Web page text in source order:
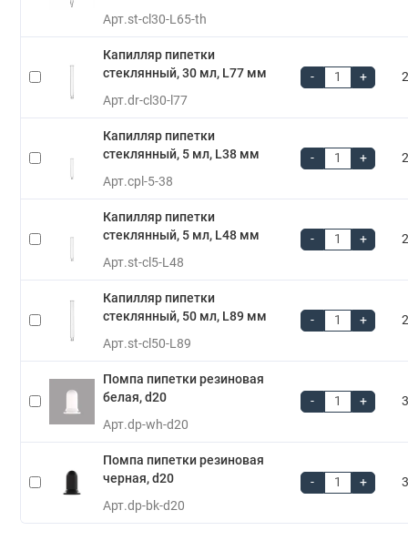
Арт.st-cl30-L65-th
Капилляр пипетки
стеклянный, 30 мл, L77 мм
Арт.dr-cl30-l77
- +
Капилляр пипетки
стеклянный, 5 мл, L38 мм
Арт.cpl-5-38
- +
Капилляр пипетки
стеклянный, 5 мл, L48 мм
Арт.st-cl5-L48
- +
Капилляр пипетки
стеклянный, 50 мл, L89 мм
Арт.st-cl50-L89
- +
Помпа пипетки резиновая
белая, d20
Арт.dp-wh-d20
- +
Помпа пипетки резиновая
черная, d20
Арт.dp-bk-d20
- +